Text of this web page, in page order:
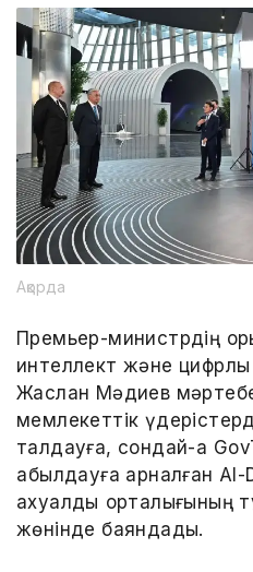
Ақорда
Премьер-министрдің
интеллект және
Жаслан Мәдиев
мемлекеттік
талдауға, сондай-ақ
қабылдауға арналған
ахуалдық
жөнінде баяндады.